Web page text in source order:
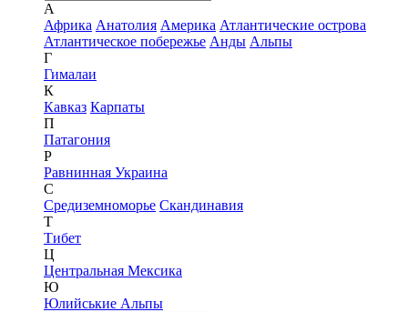
А
Африка Анатолия Америка Атлантические острова
Атлантическое побережье Анды Альпы
Г
Гималаи
К
Кавказ Карпаты
П
Патагония
Р
Равнинная Украина
С
Средиземноморье Скандинавия
Т
Тибет
Ц
Центральная Мексика
Ю
Юлийськие Альпы